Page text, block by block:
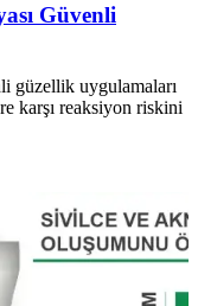
Güvenli
güzellik uygulamaları
karşı reaksiyon riskini